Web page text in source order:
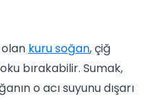
kuru soğan, çiğ
bırakabilir. Sumak,
o acı suyunu dışarı